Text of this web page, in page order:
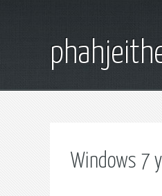
Windows 7